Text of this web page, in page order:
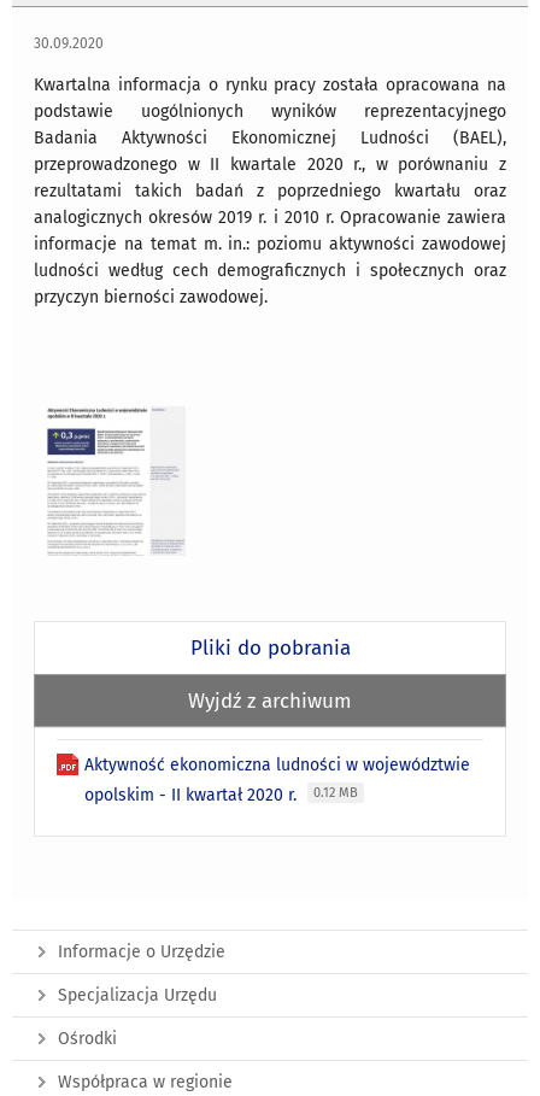
30.09.2020
Kwartalna informacja o rynku pracy została opracowana na
podstawie uogólnionych wyników reprezentacyjnego
Badania Aktywności Ekonomicznej Ludności (BAEL),
przeprowadzonego w II kwartale 2020 r., w porównaniu z
rezultatami takich badań z poprzedniego kwartału oraz
analogicznych okresów 2019 r. i 2010 r. Opracowanie zawiera
informacje na temat m. in.: poziomu aktywności zawodowej
ludności według cech demograficznych i społecznych oraz
przyczyn bierności zawodowej.
Pliki do pobrania
Wyjdź z archiwum
Aktywność ekonomiczna ludności w województwie
opolskim - II kwartał 2020 r.
0.12 MB
Informacje o Urzędzie
Specjalizacja Urzędu
Ośrodki
Współpraca w regionie